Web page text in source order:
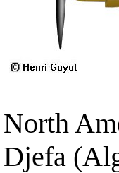
North
Djefa